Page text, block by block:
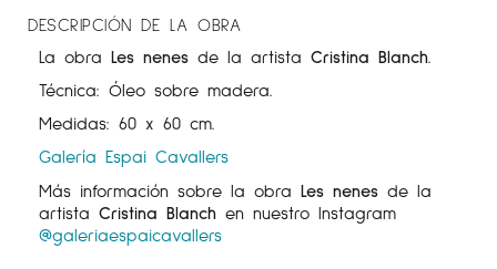
DESCRIPCIÓN DE LA OBRA
La obra Les nenes de la artista Cristina Blanch
Técnica: Óleo sobre madera.
Medidas: 60 x 60 cm.
Galería Espai Cavallers
Más información sobre la obra Les nenes de la
artista Cristina Blanch en nuestro Instagram
@galeriaespaicavallers